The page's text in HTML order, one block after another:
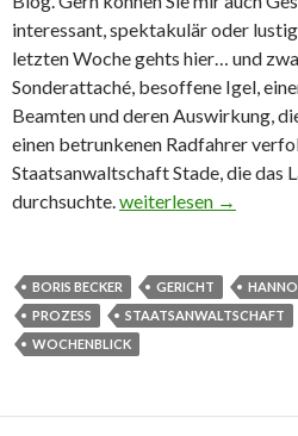
interessant, spektakulär oder
letzten Woche gehts hier… und
Sonderattaché, besoffene Igel,
Beamten und deren Auswirkung,
einen betrunkenen Radfahrer
Staatsanwaltschaft Stade, die das
durchsuchte.Wochenblick
weiterlesen →
BORIS BECKER GERICHT
PROZESS
STAATSANWALTSCHAFT
WOCHENBLICK